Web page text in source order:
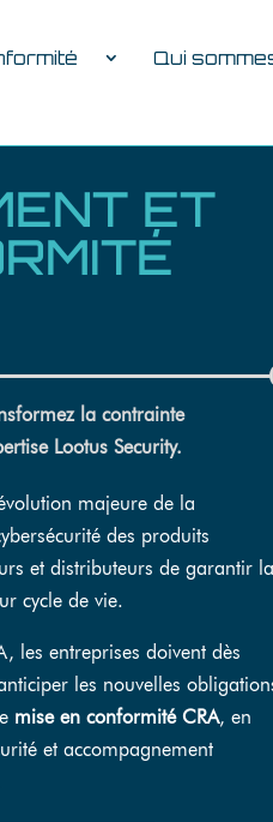
Qui
ET
la contrainte
Lootus Security.
majeure de la
des produits
et distributeurs de garantir la
cycle de vie.
les entreprises doivent dès
les nouvelles
mise en conformité CRA, en
et accompagnement